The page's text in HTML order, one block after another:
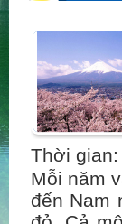
Thời gian:
Mỗi năm
đến Nam